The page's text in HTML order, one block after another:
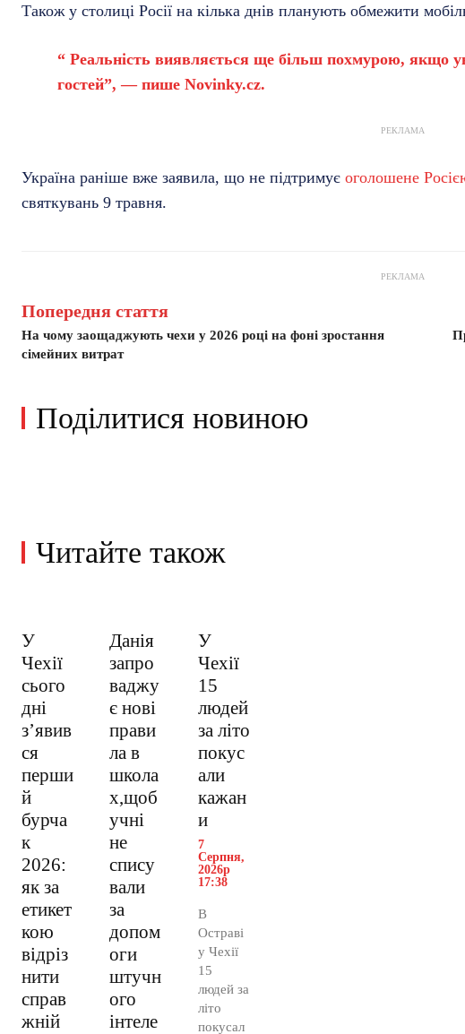
Також у столиці Росії на кілька днів планують обмежити
“ Реальність виявляється ще більш похмурою, якщо
гостей”, — пише Novinky.cz.
РЕКЛАМА
Україна раніше вже заявила, що не підтримує оголошене
святкувань 9 травня.
РЕКЛАМА
Попередня стаття
На чому заощаджують чехи у 2026 році на фоні зростання
сімейних витрат
Поділитися новиною
Читайте також
У
Чехії
сього
дні
з’явив
ся
перши
й
бурча
к
2026:
як за
етикет
кою
відріз
нити
справ
жній
Данія
запро
ваджу
є нові
прави
ла в
школа
х,щоб
учні
не
спису
вали
за
допом
оги
штучн
ого
інтеле
У
Чехії
15
людей
за літо
покус
али
кажан
и
7
Серпня,
2026р
17:38
В
Остраві
у Чехії
15
людей за
літо
покусал